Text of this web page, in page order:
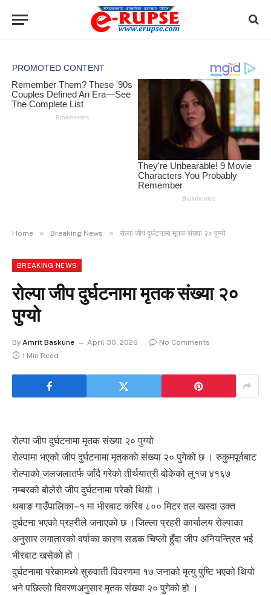
Home » Breaking News » रोल्पा जीप दुर्घटनामा मृतक संख्या २० पुग्यो
BREAKING NEWS
रोल्पा जीप दुर्घटनामा मृतक संख्या २०
पुग्यो
By Amrit Baskune April 30, 2026
No Comments
1 Min Read
रोल्पा जीप दुर्घटनामा मृतक संख्या २० पुग्यो
रोल्पामा भएको जीप दुर्घटनामा मृतककाे संख्या २० पुगेको छ । रुकुमपूर्वबाट
राेल्पाकाे जलजलातर्फ जाँदै गरेको तीर्थयात्री बोकेको लु१ज ४१६७
नम्बरको बोलेरो जीप दुर्घटनामा परेको थियाे ।
थबाङ गाउँपालिका–१ मा भीरबाट करिब ८०० मिटर तल खस्दा उक्त
दुर्घटना भएको प्रहरीले जनाएको छ ।जिल्ला प्रहरी कार्यालय रोल्पाका
अनुसार लगातारको वर्षाका कारण सडक चिप्लो हुँदा जीप अनियन्त्रित भई
भीरबाट खसेको हो ।
दुर्घटनामा परेकामध्ये सुरुवाती विवरणमा १७ जनाको मृत्यु पुष्टि भएको थियो
भने पछिल्लो विवरणअनुसार मृतक संख्या २० पुगेको हो ।